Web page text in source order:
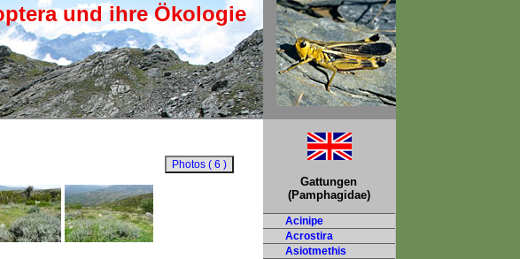
und ihre Ökologie
Gattungen
(Pamphagidae)
Acinipe
Acrostira
Asiotmethis